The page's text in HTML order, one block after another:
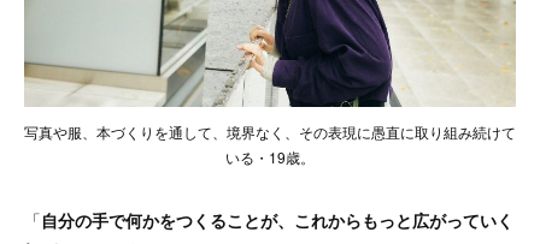
写真や服、本づくりを通して、境界なく、その表現に愚直に取り組み続けて
いる・19歳。
「自分の手で何かをつくることが、これからもっと広がっていく